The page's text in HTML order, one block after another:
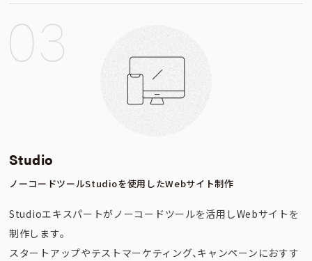
Studio
ノーコードツールStudioを使用したWebサイト制作
Studioエキスパートがノーコードツールを活用しWebサイトを
制作します。
スタートアップやテストマーケティング、キャンペーンにおすす